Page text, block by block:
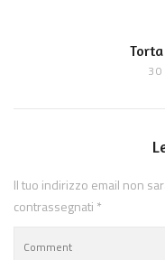
Torta
Il tuo indirizzo email non
contrassegnati *